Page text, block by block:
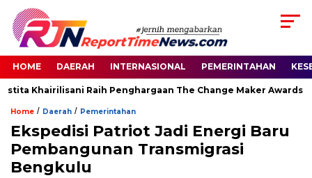
HOME DAERAH INTERNASIONAL PEMERINTAHAN
Khairilisani Raih Penghargaan The Change Maker Awards
Home / Daerah / Pemerintahan
Ekspedisi Patriot Jadi Energi Baru
Pembangunan Transmigrasi
Bengkulu